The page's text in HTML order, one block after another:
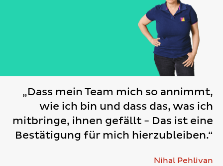
„Dass mein Team mich so annimmt,
wie ich bin und dass das, was ich
mitbringe, ihnen gefällt - Das ist eine
Bestätigung für mich hierzubleiben.“
Nihal Pehlivan